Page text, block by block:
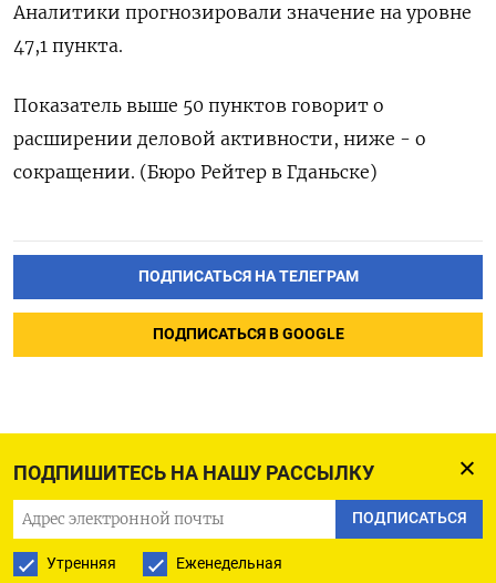
ПОДПИШИТЕСЬ НА НАШУ РАССЫЛКУ
ПОДПИСАТЬСЯ
Утренняя Еженедельная
Аналитики прогнозировали значение на уровне
47,1 пункта.
Показатель выше 50 пунктов говорит о
расширении деловой активности, ниже - о
сокращении. (Бюро Рейтер в Гданьске)
ПОДПИСАТЬСЯ НА ТЕЛЕГРАМ
ПОДПИСАТЬСЯ В GOOGLE